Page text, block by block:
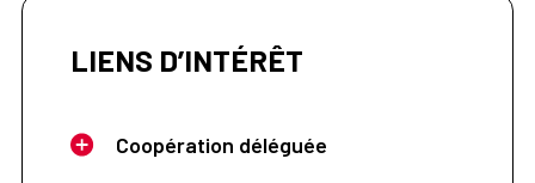
LIENS D’INTÉRÊT
Coopération déléguée